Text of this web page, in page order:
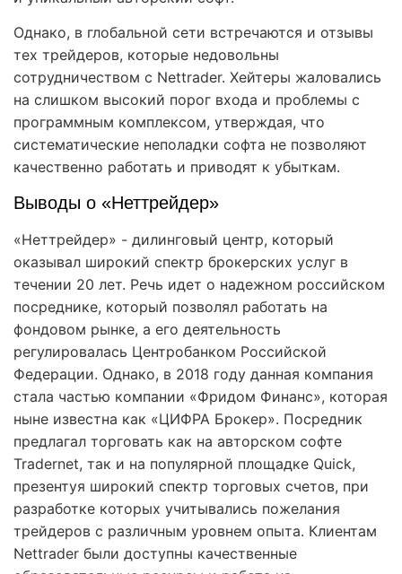
Однако, в глобальной сети встречаются и отзывы
тех трейдеров, которые недовольны
сотрудничеством с Nettrader. Хейтеры жаловались
на слишком высокий порог входа и проблемы с
программным комплексом, утверждая, что
систематические неполадки софта не позволяют
качественно работать и приводят к убыткам.
Выводы о «Неттрейдер»
«Неттрейдер» - дилинговый центр, который
оказывал широкий спектр брокерских услуг в
течении 20 лет. Речь идет о надежном российском
посреднике, который позволял работать на
фондовом рынке, а его деятельность
регулировалась Центробанком Российской
Федерации. Однако, в 2018 году данная компания
стала частью компании «Фридом Финанс», которая
ныне известна как «ЦИФРА Брокер». Посредник
предлагал торговать как на авторском софте
Tradernet, так и на популярной площадке Quick,
презентуя широкий спектр торговых счетов, при
разработке которых учитывались пожелания
трейдеров с различным уровнем опыта. Клиентам
Nettrader были доступны качественные